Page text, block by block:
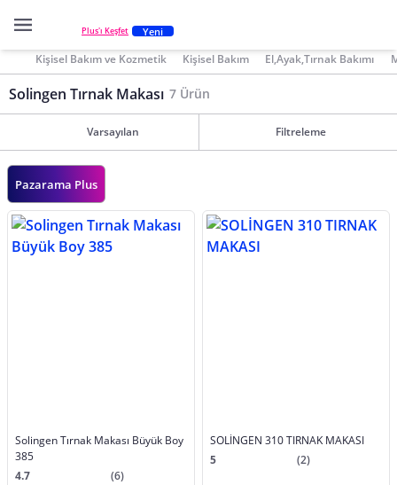
Plus'ı Keşfet Yeni
Kişisel Bakım ve Kozmetik Kişisel Bakım El,Ayak,Tırnak Bakımı
Solingen Tırnak Makası 7 Ürün
Varsayılan Filtreleme
Pazarama Plus
Solingen Tırnak Makası Büyük Boy
385
4.7
(6)
SOLİNGEN 310 TIRNAK MAKASI
5
(2)